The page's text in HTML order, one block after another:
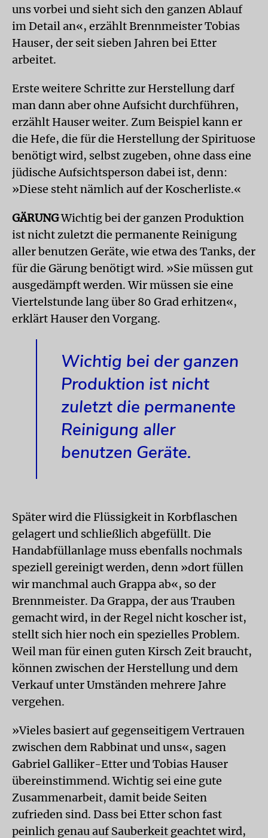
uns vorbei und sieht sich den ganzen Ablauf
im Detail an«, erzählt Brennmeister Tobias
Hauser, der seit sieben Jahren bei Etter
arbeitet.
Erste weitere Schritte zur Herstellung darf
man dann aber ohne Aufsicht durchführen,
erzählt Hauser weiter. Zum Beispiel kann er
die Hefe, die für die Herstellung der Spirituose
benötigt wird, selbst zugeben, ohne dass eine
jüdische Aufsichtsperson dabei ist, denn:
»Diese steht nämlich auf der Koscherliste.«
GÄRUNGWichtig bei der ganzen Produktion
ist nicht zuletzt die permanente Reinigung
aller benutzen Geräte, wie etwa des Tanks, der
für die Gärung benötigt wird. »Sie müssen gut
ausgedämpft werden. Wir müssen sie eine
Viertelstunde lang über 80 Grad erhitzen«,
erklärt Hauser den Vorgang.
Wichtig bei der ganzen
Produktion ist nicht
zuletzt die permanente
Reinigung aller
benutzen Geräte.
Später wird die Flüssigkeit in Korbflaschen
gelagert und schließlich abgefüllt. Die
Handabfüllanlage muss ebenfalls nochmals
speziell gereinigt werden, denn »dort füllen
wir manchmal auch Grappa ab«, so der
Brennmeister. Da Grappa, der aus Trauben
gemacht wird, in der Regel nicht koscher ist,
stellt sich hier noch ein spezielles Problem.
Weil man für einen guten Kirsch Zeit braucht,
können zwischen der Herstellung und dem
Verkauf unter Umständen mehrere Jahre
vergehen.
»Vieles basiert auf gegenseitigem Vertrauen
zwischen dem Rabbinat und uns«, sagen
Gabriel Galliker-Etter und Tobias Hauser
übereinstimmend. Wichtig sei eine gute
Zusammenarbeit, damit beide Seiten
zufrieden sind. Dass bei Etter schon fast
peinlich genau auf Sauberkeit geachtet wird,